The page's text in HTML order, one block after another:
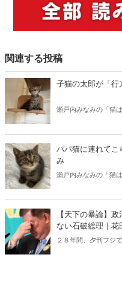
関連する投稿
子猫の太郎が「行
瀬戸内みなみの「猫
パパ猫に連れてこ
み
瀬戸内みなみの「猫
【天下の暴論】
ない石破総理｜花
２８年間、夕刊フジ